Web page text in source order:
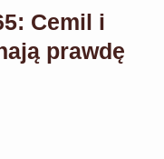
Cemil i
prawdę